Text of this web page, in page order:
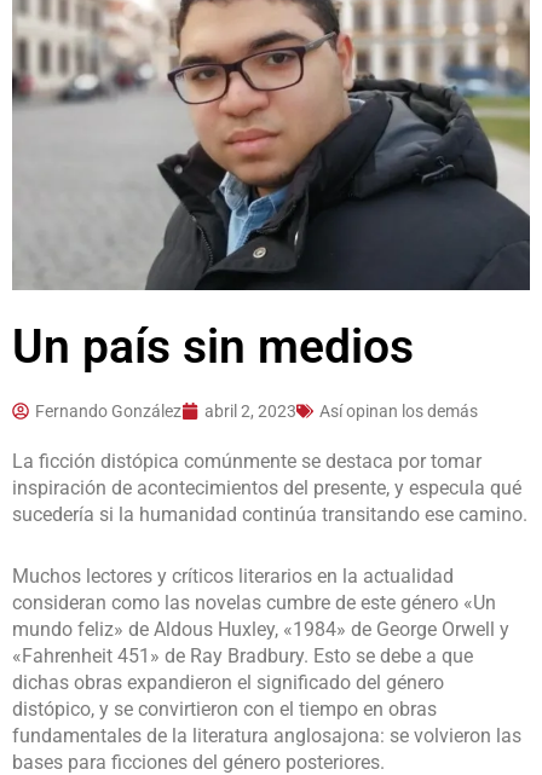
Un país sin medios
Fernando González abril 2, 2023 Así opinan los demás
La ficción distópica comúnmente se destaca por tomar
inspiración de acontecimientos del presente, y especula qué
sucedería si la humanidad continúa transitando ese camino.
Muchos lectores y críticos literarios en la actualidad
consideran como las novelas cumbre de este género «Un
mundo feliz» de Aldous Huxley, «1984» de George Orwell y
«Fahrenheit 451» de Ray Bradbury. Esto se debe a que
dichas obras expandieron el significado del género
distópico, y se convirtieron con el tiempo en obras
fundamentales de la literatura anglosajona: se volvieron las
bases para ficciones del género posteriores.